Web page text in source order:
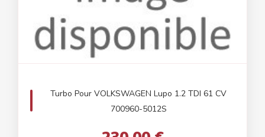
Turbo Pour VOLKSWAGEN Lupo 1.2 TDI 61 CV
700960-5012S